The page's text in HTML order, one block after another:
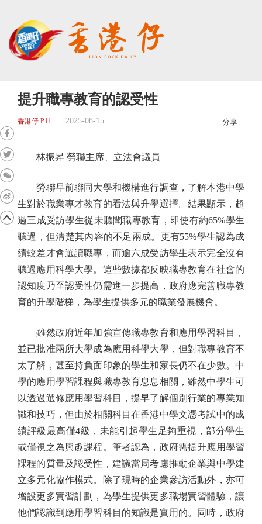
提升職專教育的認受性
香港仔 P11 2025-08-15 分享
林振昇 勞聯主席、立法會議員
勞聯早前聯同大學和機構進行調查，了解本港中學
生對於職業專才教育的看法與升學選擇。結果顯示，超
過三成受訪學生從未聽聞職專教育，即使有約65%學生
聽過，但清楚其內容的不足兩成。更有55%學生認為成
績較差才會選讀職專，而逾六成受訪學生表示完全沒有
聽過應用科學大學。這些數據都反映職專教育在社會的
認知度乃至認受性仍需進一步提高，政府應完善職專教
育的升學階梯，為學生提供多元的職業發展機會。
雖然政府近年加強宣傳職專教育和應用學習科目，
並已批准兩所大學成為應用科學大學，但對職專教育不
太了解，甚至持負面印象的學生和家長仍不在少數。中
學的應用學習課程與職專教育息息相關，雖然中學生可
以透過選修應用學習科目，提早了解個別行業的專業知
識和技巧，但由於相關科目在香港中學文憑考試中的成
績評級最高僅4級，未能引起學生足夠重視，部分學生
或僅視之為興趣課程。筆者認為，政府需提升應用學習
課程的質量及認受性，建議當局考慮推動企業與中學建
立多元化協作模式。除了現時的企業參訪活動外，亦可
增設更多實習計劃，為學生提供更多職場實習體驗，讓
他們認識到應用學習科目的知識是實用的。同時，政府